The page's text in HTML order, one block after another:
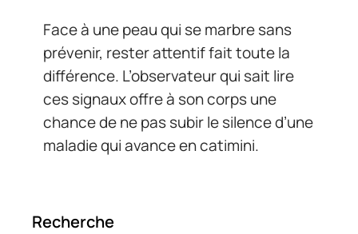
Face à une peau qui se marbre sans
prévenir, rester attentif fait toute la
différence. L’observateur qui sait lire
ces signaux offre à son corps une
chance de ne pas subir le silence d’une
maladie qui avance en catimini.
Recherche